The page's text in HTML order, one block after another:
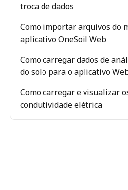
troca de dados
Como importar arquivos do
aplicativo OneSoil Web
Como carregar dados de
do solo para o aplicativo
Como carregar e visualizar
condutividade elétrica